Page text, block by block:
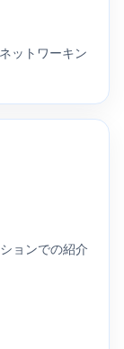
ットワーキン
ョンでの紹介